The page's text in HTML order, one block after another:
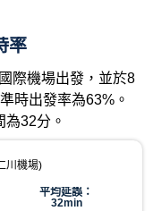
率
際機場出發，並於8
時出發率為63%。
32分。
川機場)
平均延誤：
32min